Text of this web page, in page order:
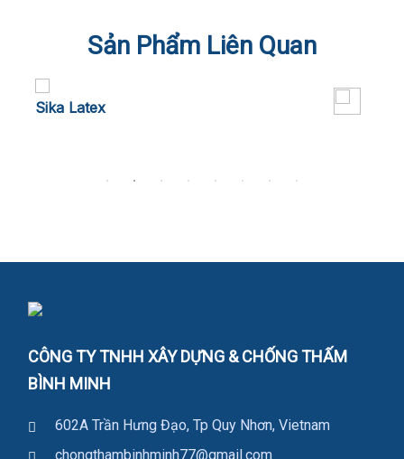
Sản Phẩm Liên Quan
Sika Latex
CÔNG TY TNHH XÂY DỰNG & CHỐNG THẤM
BÌNH MINH
602A Trần Hưng Đạo, Tp Quy Nhơn, Vietnam
chongthambinhminh77@gmail.com